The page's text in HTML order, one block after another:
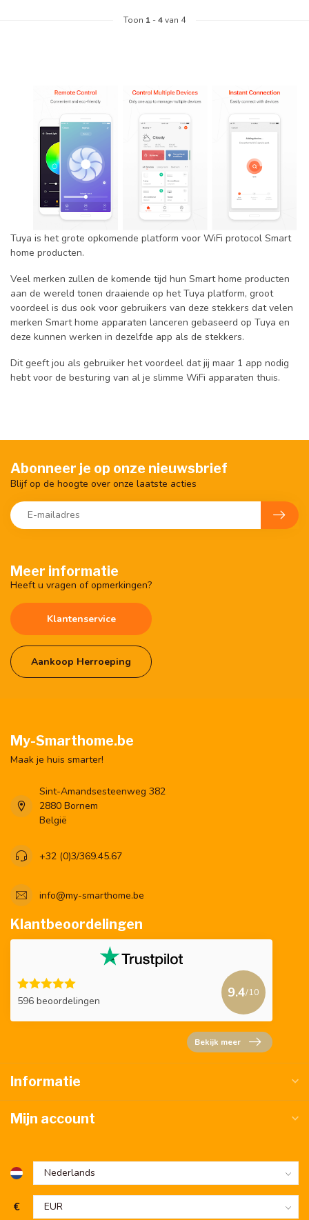
Toon 1 -4van 4
Tuya is het grote opkomende platform voor WiFi protocol Smart
home producten.
Veel merken zullen de komende tijd hun Smart home producten
aan de wereld tonen draaiende op het Tuya platform, groot
voordeel is dus ook voor gebruikers van deze stekkers dat velen
merken Smart home apparaten lanceren gebaseerd op Tuya en
deze kunnen werken in dezelfde app als de stekkers.
Dit geeft jou als gebruiker het voordeel dat jij maar 1 app nodig
hebt voor de besturing van al je slimme WiFi apparaten thuis.
Meer informatie
Heeft u vragen of opmerkingen?
Klantenservice
Aankoop Herroeping
Abonneer je op onze nieuwsbrief
Blijf op de hoogte over onze laatste acties
My-Smarthome.be
Maak je huis smarter!
Sint-Amandsesteenweg 382
2880 Bornem
België
+32 (0)3/369.45.67
info@my-smarthome.be
Klantbeoordelingen
596 beoordelingen
9.4/10
Bekijk meer
Informatie
Mijn account
€